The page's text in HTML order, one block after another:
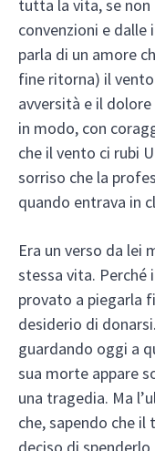
tutta la vita, se non
convenzioni e dalle
parla di un amore
fine ritorna) il
avversità e il
in modo, con
che il vento ci rubi
sorriso che la
quando entrava in
Era un verso da lei
stessa vita. Perché
provato a piegarla
desiderio di
guardando oggi a
sua morte appare
una tragedia. Ma
che, sapendo che